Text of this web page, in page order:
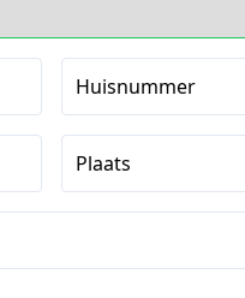
Huisnummer
Plaats